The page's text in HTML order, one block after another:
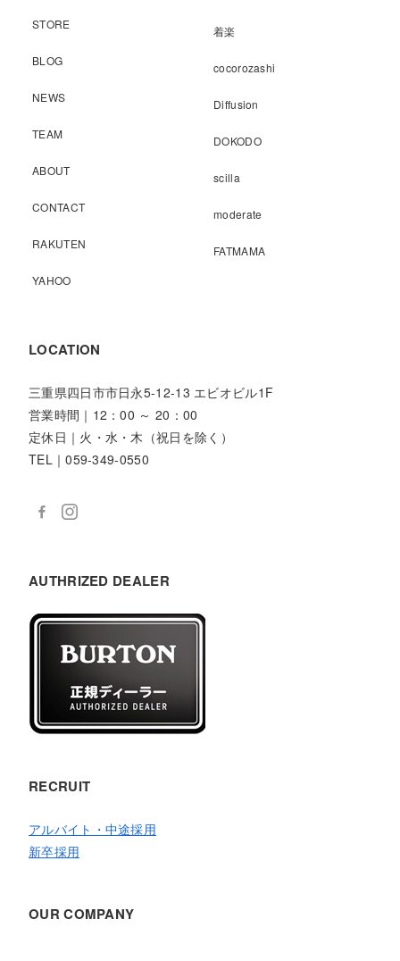
STORE
BLOG
NEWS
TEAM
ABOUT
CONTACT
RAKUTEN
YAHOO
着楽
cocorozashi
Diffusion
DOKODO
scilla
moderate
FATMAMA
LOCATION
三重県四日市市日永5-12-13 エビオビル1F
営業時間｜12：00 ～ 20：00
定休日｜火・水・木（祝日を除く）
TEL｜059-349-0550
AUTHRIZED DEALER
RECRUIT
アルバイト・中途採用
新卒採用
OUR COMPANY